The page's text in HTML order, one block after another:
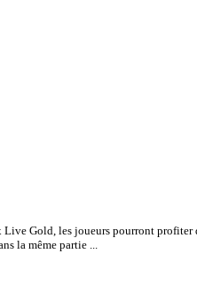
Gold, les joueurs pourront profiter
la même partie ...